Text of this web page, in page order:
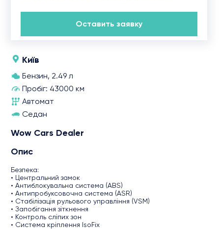
Оставить заявку
Київ
Бензин, 2.49 л
Пробіг: 43000 км
Автомат
Седан
Wow Cars Dealer
Опис
Безпека:
• Центральний замок
• Антиблокувальна система (ABS)
• Антипробуксовочна система (ASR)
• Стабілізація рульового управління (VSM)
• Запобігання зіткнення
• Контроль сліпих зон
• Система кріплення IsoFix